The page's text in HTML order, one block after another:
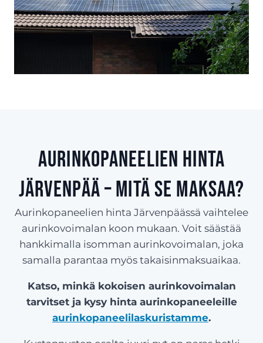
Aurinkopaneelien hinta
Järvenpää – Mitä se maksaa?
Aurinkopaneelien hinta Järvenpäässä vaihtelee
aurinkovoimalan koon mukaan. Voit säästää
hankkimalla isomman aurinkovoimalan, joka
samalla parantaa myös takaisinmaksuaikaa.
Katso, minkä kokoisen aurinkovoimalan
tarvitset ja kysy hinta aurinkopaneeleille
aurinkopaneelilaskuristamme.